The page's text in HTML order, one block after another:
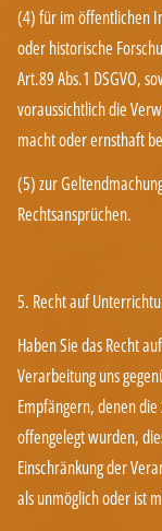
(4) für im öffentlichen
oder historische
Art.89 Abs.1 DSGVO,
voraussichtlich die
macht oder ernsthaft
(5) zur
Rechtsansprüchen.
5. Recht auf
Haben Sie das Recht
Verarbeitung uns
Empfängern, denen
offengelegt wurden,
Einschränkung der
als unmöglich oder ist